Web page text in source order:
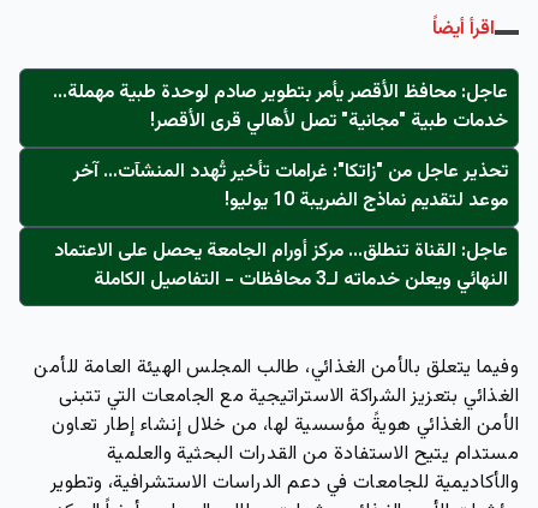
اقرأ أيضاً
عاجل: محافظ الأقصر يأمر بتطوير صادم لوحدة طبية مهملة...
خدمات طبية "مجانية" تصل لأهالي قرى الأقصر!
تحذير عاجل من "زاتكا": غرامات تأخير تُهدد المنشآت… آخر
موعد لتقديم نماذج الضريبة 10 يوليو!
عاجل: القناة تنطلق... مركز أورام الجامعة يحصل على الاعتماد
النهائي ويعلن خدماته لـ3 محافظات - التفاصيل الكاملة
وفيما يتعلق بالأمن الغذائي، طالب المجلس الهيئة العامة للأمن
الغذائي بتعزيز الشراكة الاستراتيجية مع الجامعات التي تتبنى
الأمن الغذائي هويةً مؤسسية لها، من خلال إنشاء إطار تعاون
مستدام يتيح الاستفادة من القدرات البحثية والعلمية
والأكاديمية للجامعات في دعم الدراسات الاستشرافية، وتطوير